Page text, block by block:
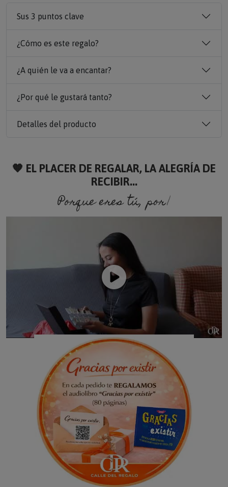
Sus 3 puntos clave
¿Cómo es este regalo?
¿A quién le va a encantar?
¿Por qué le gustará tanto?
Detalles del producto
🧡 EL PLACER DE REGALAR, LA ALEGRÍA DE
RECIBIR...
Porque eres tú, porque soy